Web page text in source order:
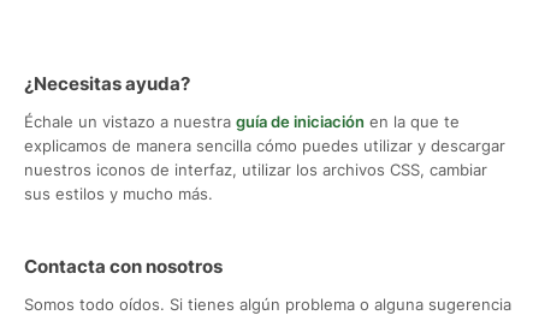
¿Necesitas ayuda?
Échale un vistazo a nuestra guía de iniciación en la que te
explicamos de manera sencilla cómo puedes utilizar y descargar
nuestros iconos de interfaz, utilizar los archivos CSS, cambiar
sus estilos y mucho más.
Contacta con nosotros
Somos todo oídos. Si tienes algún problema o alguna sugerencia